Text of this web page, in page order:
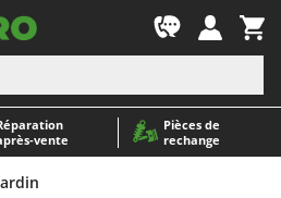
Pièces de
rechange
tondeuses autoportés